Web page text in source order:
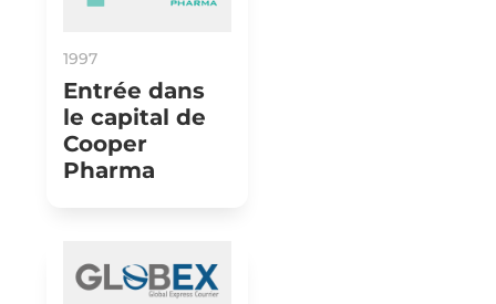
1997
Entrée dans
le capital de
Cooper
Pharma